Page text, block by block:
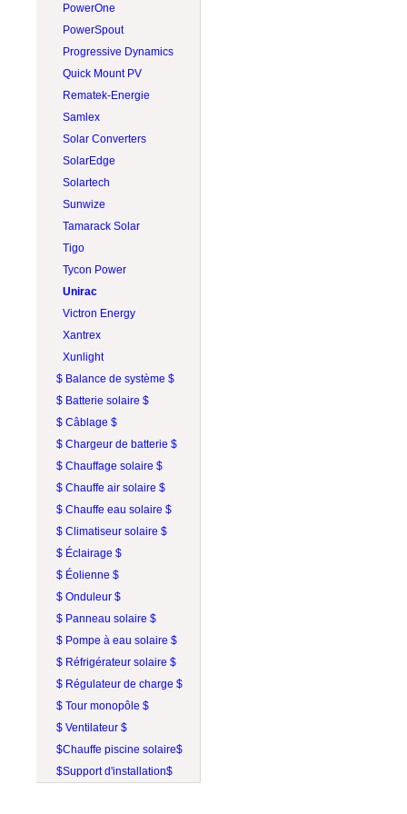
RAB Lighting
Rematek-Energie
Schneider Electric
Socomec
SolaDeck
Solar Converters
Square D
Tigo
Victron Energy
Wohner
ZJBeny
PowerOne
PowerSpout
Progressive Dynamics
Quick Mount PV
Rematek-Energie
Samlex
Solar Converters
SolarEdge
Solartech
Sunwize
Tamarack Solar
Tigo
Tycon Power
Unirac
Victron Energy
Xantrex
Xunlight
$ Balance de système $
$ Batterie solaire $
$ Câblage $
$ Chargeur de batterie $
$ Chauffage solaire $
$ Chauffe air solaire $
$ Chauffe eau solaire $
$ Climatiseur solaire $
$ Éclairage $
$ Éolienne $
$ Onduleur $
$ Panneau solaire $
$ Pompe à eau solaire $
$ Réfrigérateur solaire $
$ Régulateur de charge $
$ Tour monopôle $
$ Ventilateur $
$Chauffe piscine solaire$
$Support d'installation$